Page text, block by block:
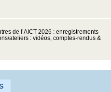
de l’AICT 2026 : enregistrements
ateliers : vidéos, comptes-rendus &